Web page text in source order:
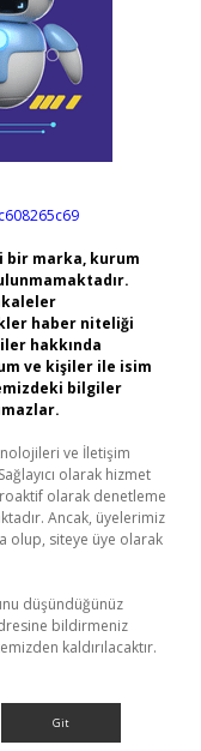
bir marka, kurum
haber niteliği
hakkında
ve kişiler ile isim
bilgiler
ve İletişim
olarak hizmet
olarak denetleme
Ancak, üyelerimiz
olup, siteye üye olarak
düşündüğünüz
bildirmeniz
kaldırılacaktır.